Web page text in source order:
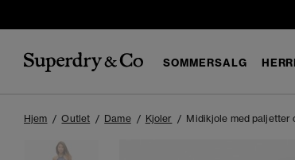
SOMMERSALG
Hjem Outlet Dame Kjoler Midikjole med paljetter